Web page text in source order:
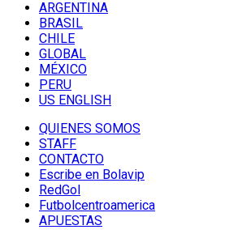
ARGENTINA
BRASIL
CHILE
GLOBAL
MÉXICO
PERU
US ENGLISH
QUIENES SOMOS
STAFF
CONTACTO
Escribe en Bolavip
RedGol
Futbolcentroamerica
APUESTAS